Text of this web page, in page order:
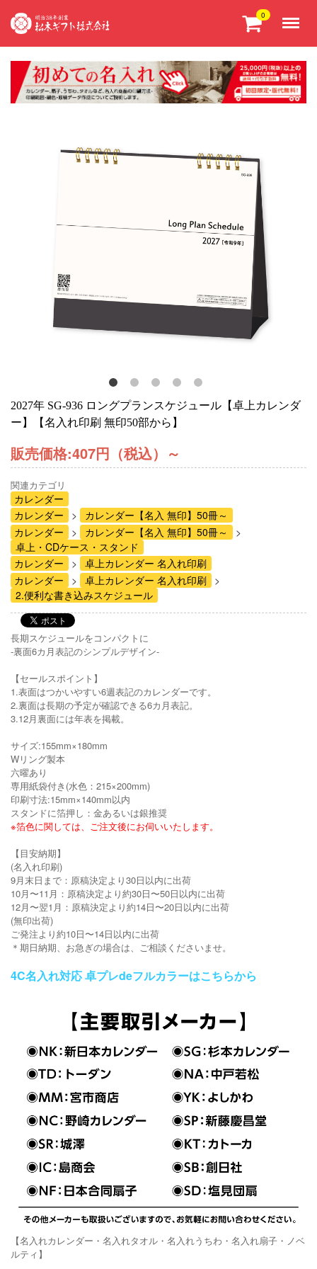
0
2027年 SG-936 ロングプランスケジュール【卓上カレンダ
ー】【名入れ印刷 無印50部から】
販売価格:407円（税込） ～
関連カテゴリ
カレンダー
カレンダー
カレンダー【名入 無印】50冊～
カレンダー
カレンダー【名入 無印】50冊～
卓上・CDケース・スタンド
カレンダー
卓上カレンダー 名入れ印刷
カレンダー
卓上カレンダー 名入れ印刷
2.便利な書き込みスケジュール
長期スケジュールをコンパクトに
-裏面6カ月表記のシンプルデザイン-
【セールスポイント】
1.表面はつかいやすい6週表記のカレンダーです。
2.裏面は長期の予定が確認できる6カ月表記。
3.12月裏面には年表を掲載。
サイズ:155mm×180mm
Wリング製本
六曜あり
専用紙袋付き(水色：215×200mm)
印刷寸法:15mm×140mm以内
スタンドに箔押し：金あるいは銀推奨
※箔色に関しては、ご注文後にお伺いいたします。
【目安納期】
(名入れ印刷)
9月末日まで：原稿決定より30日以内に出荷
10月〜11月：原稿決定より約30日〜50日以内に出荷
12月〜翌1月：原稿決定より約14日〜20日以内に出荷
(無印出荷)
ご発注より約10日〜14日以内に出荷
＊期日納期、お急ぎの場合は、ご相談くださいませ。
4C名入れ対応 卓プレdeフルカラーはこちらから
【名入れカレンダー・名入れタオル・名入れうちわ・名入れ扇子・ノベ
ルティ】